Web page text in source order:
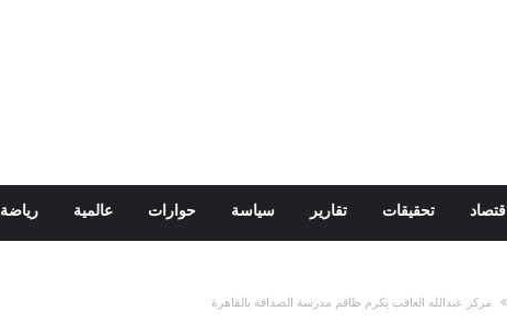
اقتصاد تحقيقات تقارير سياسة حوارات عالمية رياضة
مركز عبدالله العاقب يكرم طاقم مدرسة الصداقة بالقاهرة